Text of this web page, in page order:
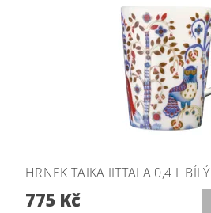
HRNEK TAIKA IITTALA 0,4 L BÍLÝ
775 Kč